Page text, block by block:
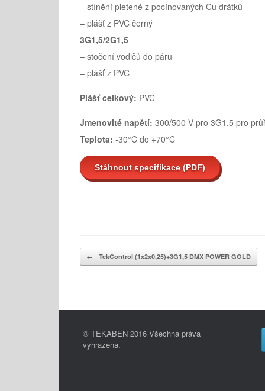
– stínění pletené z pocínovaných Cu drátků
– plášť z PVC černý
3G1,5/2G1,5
– stočení vodičů do páru
– plášť z PVC
Plášť celkový: PVC
Jmenovité napětí: 300/500 V pro 3G1,5 pro
Teplota: -30°C do +70°C
Stáhnout specifikace (PDF)
Post navigation
← TekControl (1x2x0,25)+3G1,5 DMX POWER GOLD
© TEKABEN 2016 Všechna práva
vyhrazena.